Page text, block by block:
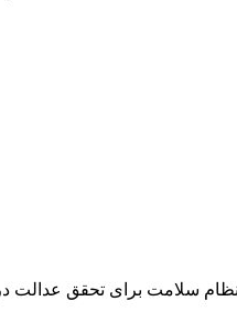
نظام سلامت برای تحقق